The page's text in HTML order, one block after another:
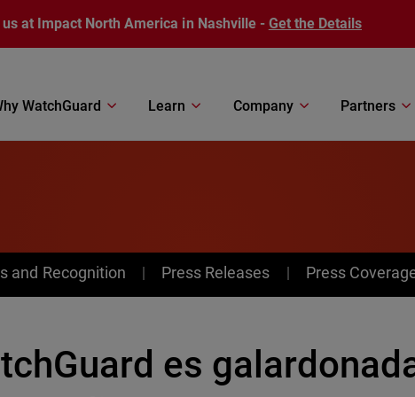
at Impact North America in Nashville - Get the Details
WatchGuard Learn Company Partners
and Recognition Press Releases Press
es